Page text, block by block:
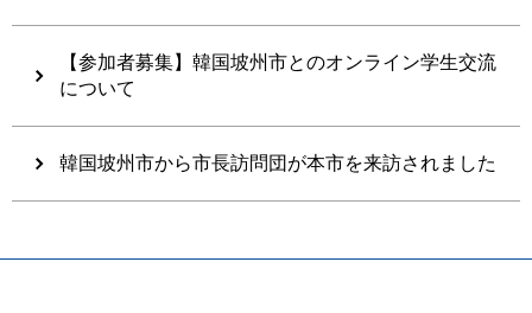
【参加者募集】韓国坡州市とのオンライン学生交流
について
韓国坡州市から市長訪問団が本市を来訪されました